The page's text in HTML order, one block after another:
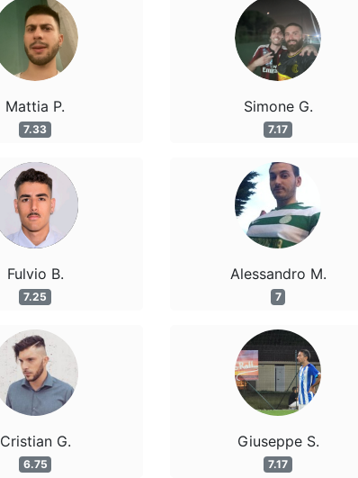
Mattia P.
7.33
Fulvio B.
7.25
Cristian G.
6.75
Simone G.
7.17
Alessandro M.
7
Giuseppe S.
7.17